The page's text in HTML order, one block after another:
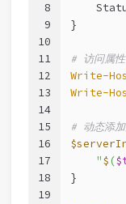
8
9
10
11
12
13
14
15
16
17
18
19
}
# 访问属性
Write-
Write-
# 动态添
"$ (
}